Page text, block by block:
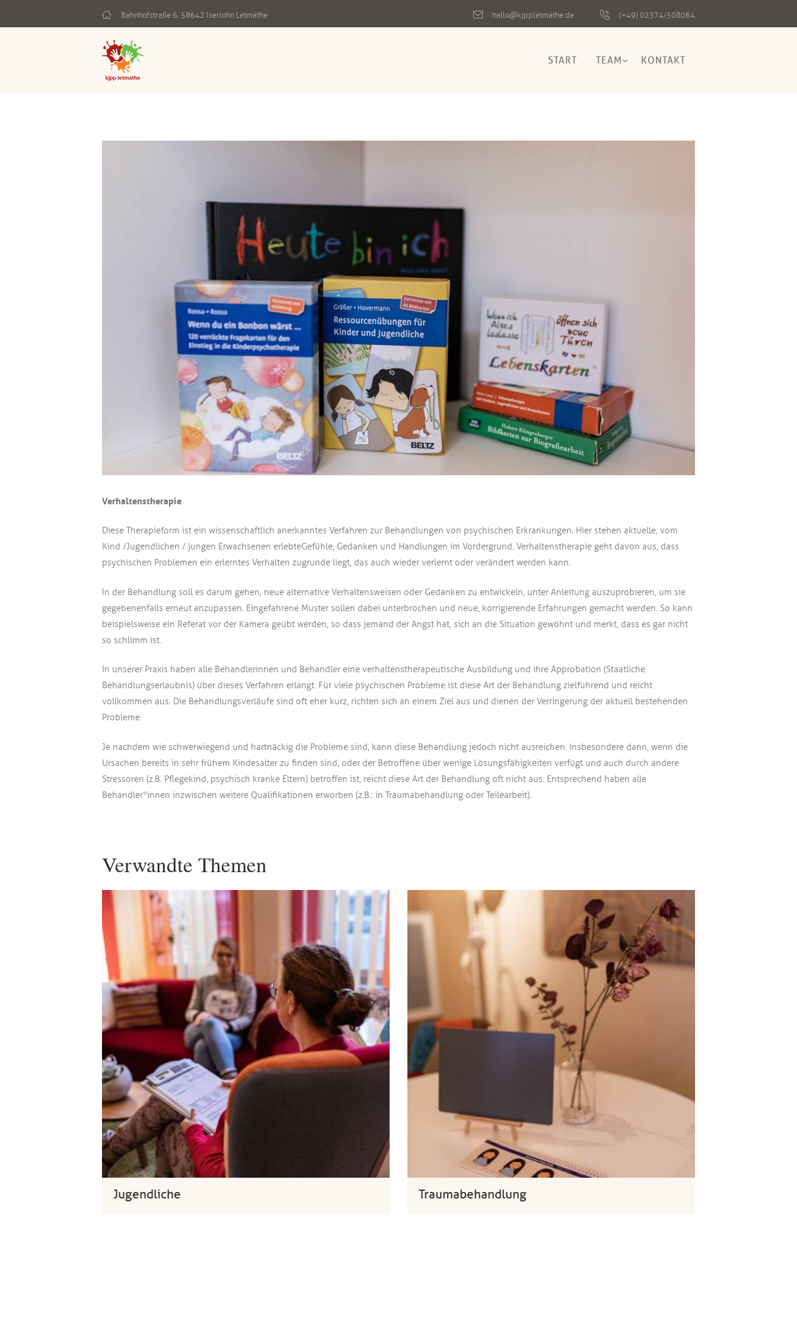
Bahnhofstraße 6, 58642 Iserlohn Letmathe hallo@kjppletmathe.de (+49) 02374/508064
START TEAM KONTAKT
Verhaltenstherapie
Diese Therapieform ist ein wissenschaftlich anerkanntes Verfahren zur Behandlungen von psychischen Erkrankungen. Hier stehen aktuelle, vom
Kind /Jugendlichen / jungen Erwachsenen erlebte Gefühle, Gedanken und Handlungen im Vordergrund. Verhaltenstherapie geht davon aus, dass
psychischen Problemen ein erlerntes Verhalten zugrunde liegt, das auch wieder verlernt oder verändert werden kann.
In der Behandlung soll es darum gehen, neue alternative Verhaltensweisen oder Gedanken zu entwickeln, unter Anleitung auszuprobieren, um sie
gegebenenfalls erneut anzupassen. Eingefahrene Muster sollen dabei unterbrochen und neue, korrigierende Erfahrungen gemacht werden. So kann
beispielsweise ein Referat vor der Kamera geübt werden, so dass jemand der Angst hat, sich an die Situation gewöhnt und merkt, dass es gar nicht
so schlimm ist.
In unserer Praxis haben alle Behandlerinnen und Behandler eine verhaltenstherapeutische Ausbildung und ihre Approbation (Staatliche
Behandlungserlaubnis) über dieses Verfahren erlangt. Für viele psychischen Probleme ist diese Art der Behandlung zielführend und reicht
vollkommen aus. Die Behandlungsverläufe sind oft eher kurz, richten sich an einem Ziel aus und dienen der Verringerung der aktuell bestehenden
Probleme.
Je nachdem wie schwerwiegend und hartnäckig die Probleme sind, kann diese Behandlung jedoch nicht ausreichen. Insbesondere dann, wenn die
Ursachen bereits in sehr frühem Kindesalter zu finden sind, oder der Betroffene über wenige Lösungsfähigkeiten verfügt und auch durch andere
Stressoren (z.B. Pflegekind, psychisch kranke Eltern) betroffen ist, reicht diese Art der Behandlung oft nicht aus. Entsprechend haben alle
Behandler*innen inzwischen weitere Qualifikationen erworben (z.B.: in Traumabehandlung oder Teilearbeit).
Jugendliche Traumabehandlung